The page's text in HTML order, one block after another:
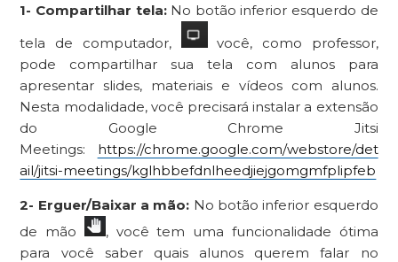
1- Compartilhar tela:No botão inferior esquerdo de
tela de computador,
você, como professor,
pode compartilhar sua tela com alunos para
apresentar slides, materiais e vídeos com alunos.
Nesta modalidade, você precisará instalar a extensão
do Google Chrome Jitsi
Meetings: https://chrome.google.com/webstore/det
ail/jitsi-meetings/kglhbbefdnlheedjiejgomgmfplipfeb
2- Erguer/Baixar a mão: No botão inferior esquerdo
de mão
, você tem uma funcionalidade ótima
para você saber quais alunos querem falar no